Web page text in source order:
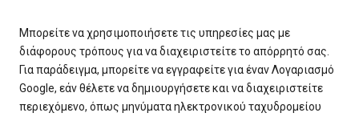
Μπορείτε να χρησιμοποιήσετε τις υπηρεσίες μας με
διάφορους τρόπους για να διαχειριστείτε το απόρρητό σας.
Για παράδειγμα, μπορείτε να εγγραφείτε για έναν Λογαριασμό
Google, εάν θέλετε να δημιουργήσετε και να διαχειριστείτε
περιεχόμενο, όπως μηνύματα ηλεκτρονικού ταχυδρομείου